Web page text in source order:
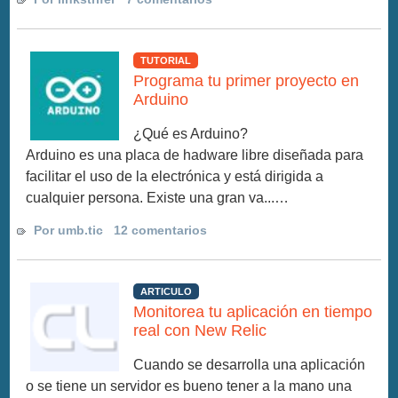
TUTORIAL
Programa tu primer proyecto en
Arduino
¿Qué es Arduino?
Arduino es una placa de hadware libre diseñada para
facilitar el uso de la electrónica y está dirigida a
cualquier persona. Existe una gran va...…
Por umb.tic 12 comentarios
ARTICULO
Monitorea tu aplicación en tiempo
real con New Relic
Cuando se desarrolla una aplicación
o se tiene un servidor es bueno tener a la mano una